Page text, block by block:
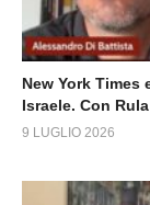
New York
Israele. Con
9 LUGLIO 2026